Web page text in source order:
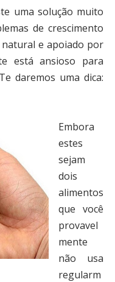
uma solução muito
de crescimento
e apoiado por
está ansioso para
daremos uma dica:
Embora
estes
sejam
dois
alimentos
que você
provavel
mente
não usa
regularm